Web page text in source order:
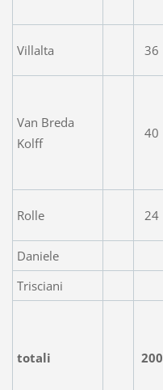
Villalta 36
Van Breda
Kolff
40
Rolle 24
Daniele
Trisciani
totali 200